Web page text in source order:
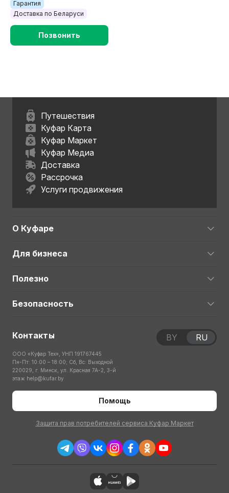
Гарантия
Доставка по Беларуси
Позвонить
Путешествия
Куфар Карта
Куфар Маркет
Куфар Медиа
Доставка
Рассрочка
Услуги продвижения
О Куфаре
Для бизнеса
Полезно
Безопасность
Контакты
ООО «Куфар Тех», УНП 191767445
Пн-Пт: 10:00 – 18:00; Сб, Вс: Выходной
220029, г. Минск, ул. Красная 7А-2, 3-й
этаж help@kufar.by
Помощь
Защита прав потребителей сервиса Куфар Маркет
BY RU